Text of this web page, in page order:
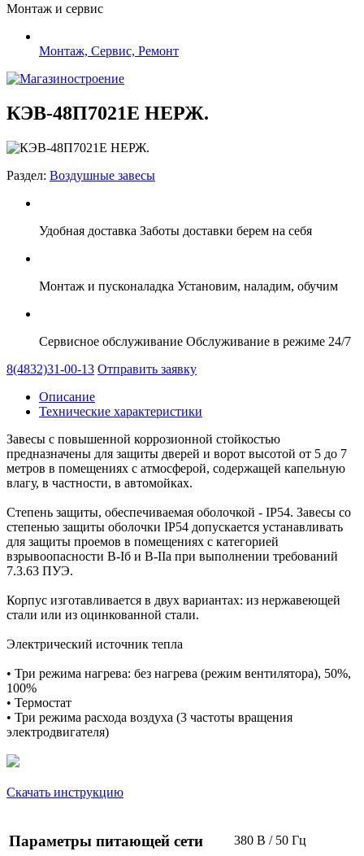
Монтаж и сервис
Монтаж, Сервис, Ремонт
КЭВ-48П7021Е НЕРЖ.
Раздел: Воздушные завесы
Удобная доставка Заботы доставки берем на себя
Монтаж и пусконаладка Установим, наладим, обучим
Сервисное обслуживание Обслуживание в режиме 24/7
8(4832)31-00-13 Отправить заявку
Описание
Технические характеристики
Завесы с повышенной коррозионной стойкостью
предназначены для защиты дверей и ворот высотой от 5 до 7
метров в помещениях с атмосферой, содержащей капельную
влагу, в частности, в автомойках.
Степень защиты, обеспечиваемая оболочкой - IP54. Завесы со
степенью защиты оболочки IP54 допускается устанавливать
для защиты проемов в помещениях с категорией
взрывоопасности В-Iб и В-IIа при выполнении требований
7.3.63 ПУЭ.
Корпус изготавливается в двух вариантах: из нержавеющей
стали или из оцинкованной стали.
Электрический источник тепла
• Три режима нагрева: без нагрева (режим вентилятора), 50%,
100%
• Термостат
• Три режима расхода воздуха (3 частоты вращения
электродвигателя)
Скачать инструкцию
Параметры питающей сети 380 В / 50 Гц